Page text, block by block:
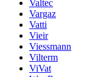
Valtec
Vargaz
Vatti
Vieir
Viessmann
Vilterm
ViVat